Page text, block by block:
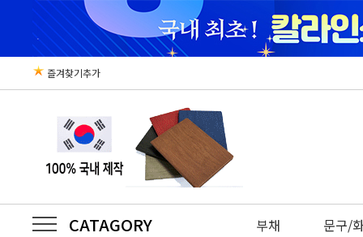
즐겨찾기추가
CATAGORY 부채 문구/